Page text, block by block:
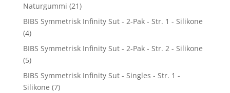
Naturgummi (21)
BIBS Symmetrisk Infinity Sut - 2-Pak - Str. 1 - Silikone
(4)
BIBS Symmetrisk Infinity Sut - 2-Pak - Str. 2 - Silikone
(5)
BIBS Symmetrisk Infinity Sut - Singles - Str. 1 -
Silikone (7)